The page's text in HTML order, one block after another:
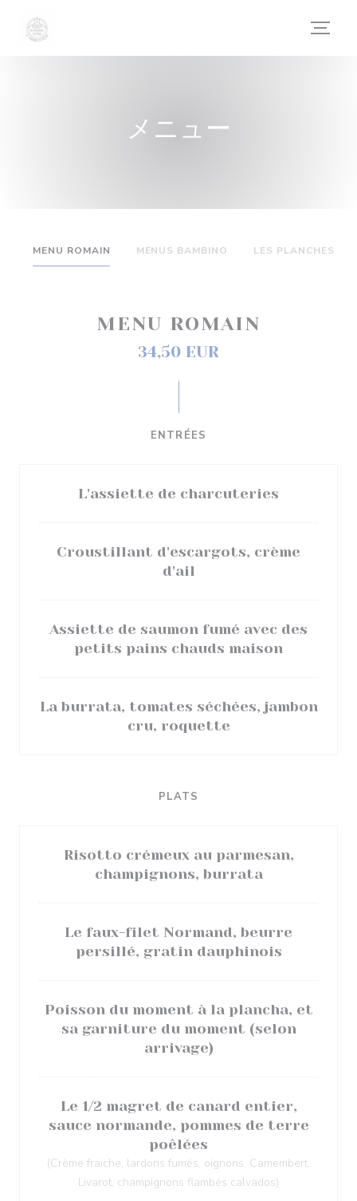
メニュー
MENU ROMAIN MENUS BAMBINO LES PLANCHES
MENU ROMAIN
34,50 EUR
ENTRÉES
L'assiette de charcuteries
Croustillant d'escargots, crème
d'ail
Assiette de saumon fumé avec des
petits pains chauds maison
La burrata, tomates séchées, jambon
cru, roquette
PLATS
Risotto crémeux au parmesan,
champignons, burrata
Le faux-filet Normand, beurre
persillé, gratin dauphinois
Poisson du moment à la plancha, et
sa garniture du moment (selon
arrivage)
Le 1/2 magret de canard entier,
sauce normande, pommes de terre
poêlées
(Crème fraiche, lardons fumés, oignons, Camembert,
Livarot, champignons flambés calvados)